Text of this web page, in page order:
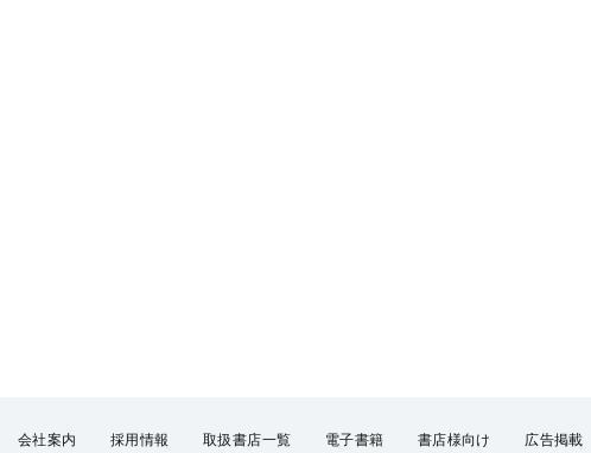
会社案内 採用情報 取扱書店一覧 電子書籍 書店様向け 広告掲載